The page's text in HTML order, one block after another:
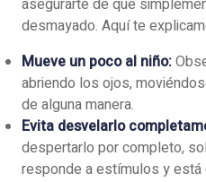
asegurarte de que
desmayado. Aquí te
Mueve un poco al niño:
abriendo los ojos,
de alguna manera.
Evita desvelarlo
despertarlo por completo,
responde a estímulos y está